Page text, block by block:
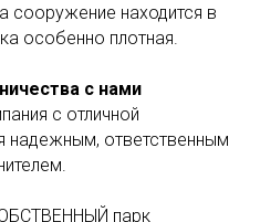
сооружение находится в
особенно плотная.
с нами
с отличной
надежным, ответственным
парк